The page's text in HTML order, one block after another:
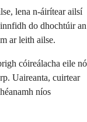
lena n-áirítear ailsí
do dhochtúir an
ar leith ailse.
cóireálacha eile nó
Uaireanta, cuirtear
níos